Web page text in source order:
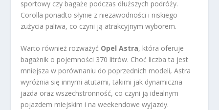
sportowy czy bagaże podczas dłuższych podróży.
Corolla ponadto słynie z niezawodności i niskiego
zużycia paliwa, co czyni ją atrakcyjnym wyborem.
Warto również rozważyć Opel Astra, która oferuje
bagażnik o pojemności 370 litrów. Choć liczba ta jest
mniejsza w porównaniu do poprzednich modeli, Astra
wyróżnia się innymi atutami, takimi jak dynamiczna
jazda oraz wszechstronność, co czyni ją idealnym
pojazdem miejskim i na weekendowe wyjazdy.